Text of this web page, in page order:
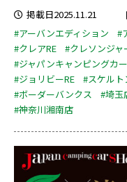
掲載日2025.11.21
#アーバンエディション
#
#クレアRE
#クレソンジャ
#ジャパンキャンピングカ
#ジョリビーRE
#スケルト
#ボーダーバンクス
#埼玉
#神奈川湘南店